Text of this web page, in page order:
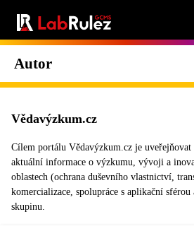
Autor
Vědavýzkum.cz
Cílem portálu Vědavýzkum.cz je uveřejňovat
aktuální informace o výzkumu, vývoji a
oblastech (ochrana duševního vlastnictví,
komercializace, spolupráce s aplikační
skupinu.